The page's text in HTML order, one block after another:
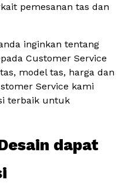
pemesanan tas dan
inginkan tentang
Customer Service
model tas, harga dan
Service kami
terbaik untuk
dapat